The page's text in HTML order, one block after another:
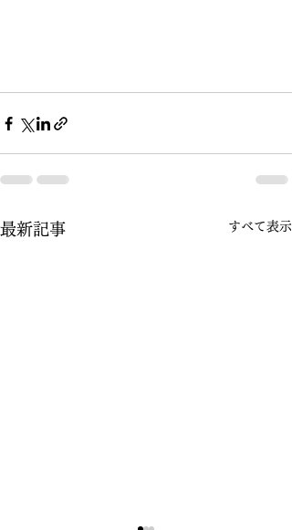
最新記事 すべて表示